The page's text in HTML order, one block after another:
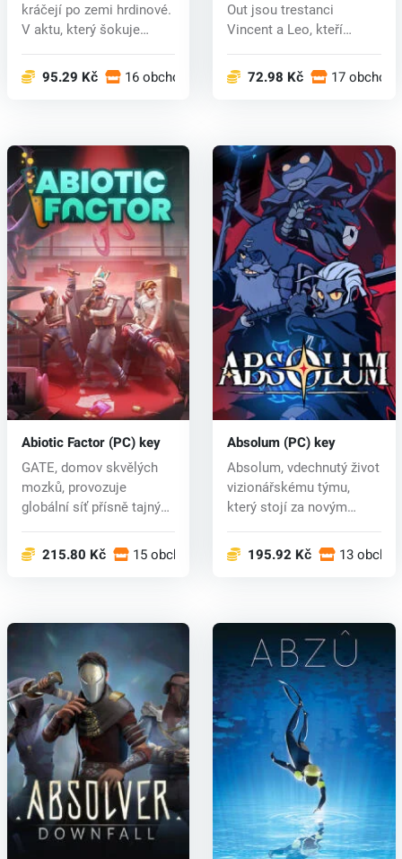
kráčejí po zemi hrdinové.
V aktu, který šokuje
95.29 Kč 16 obchodech
Out jsou trestanci
Vincent a Leo, kteří
72.98 Kč 17
Abiotic Factor (PC) key
GATE, domov skvělých
mozků, provozuje
globální síť přísně tajných
215.80 Kč 15 obchodech
Absolum (PC) key
Absolum, vdechnutý život
vizionářskému týmu,
který stojí za novým
195.92 Kč 13